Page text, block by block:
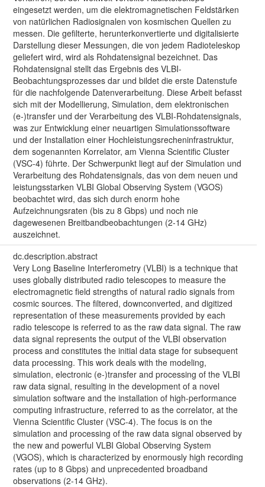
eingesetzt werden, um die elektromagnetischen Feldstärken
von natürlichen Radiosignalen von kosmischen Quellen zu
messen. Die gefilterte, herunterkonvertierte und digitalisierte
Darstellung dieser Messungen, die von jedem Radioteleskop
geliefert wird, wird als Rohdatensignal bezeichnet. Das
Rohdatensignal stellt das Ergebnis des VLBI-
Beobachtungsprozesses dar und bildet die erste Datenstufe
für die nachfolgende Datenverarbeitung. Diese Arbeit befasst
sich mit der Modellierung, Simulation, dem elektronischen
(e-)transfer und der Verarbeitung des VLBI-Rohdatensignals,
was zur Entwicklung einer neuartigen Simulationssoftware
und der Installation einer Hochleistungsrecheninfrastruktur,
dem sogenannten Korrelator, am Vienna Scientific Cluster
(VSC-4) führte. Der Schwerpunkt liegt auf der Simulation und
Verarbeitung des Rohdatensignals, das von dem neuen und
leistungsstarken VLBI Global Observing System (VGOS)
beobachtet wird, das sich durch enorm hohe
Aufzeichnungsraten (bis zu 8 Gbps) und noch nie
dagewesenen Breitbandbeobachtungen (2-14 GHz)
auszeichnet.
dc.description.abstract
Very Long Baseline Interferometry (VLBI) is a technique that
uses globally distributed radio telescopes to measure the
electromagnetic field strengths of natural radio signals from
cosmic sources. The filtered, downconverted, and digitized
representation of these measurements provided by each
radio telescope is referred to as the raw data signal. The raw
data signal represents the output of the VLBI observation
process and constitutes the initial data stage for subsequent
data processing. This work deals with the modeling,
simulation, electronic (e-)transfer and processing of the VLBI
raw data signal, resulting in the development of a novel
simulation software and the installation of high-performance
computing infrastructure, referred to as the correlator, at the
Vienna Scientific Cluster (VSC-4). The focus is on the
simulation and processing of the raw data signal observed by
the new and powerful VLBI Global Observing System
(VGOS), which is characterized by enormously high recording
rates (up to 8 Gbps) and unprecedented broadband
observations (2-14 GHz).